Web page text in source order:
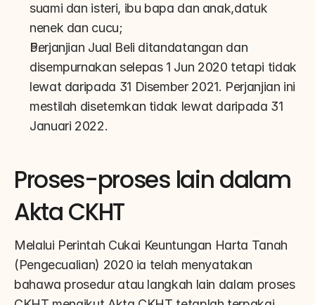
suami dan isteri, ibu bapa dan anak,datuk
nenek dan cucu;
Perjanjian Jual Beli ditandatangan dan
disempurnakan selepas 1 Jun 2020 tetapi tidak
lewat daripada 31 Disember 2021. Perjanjian ini
mestilah disetemkan tidak lewat daripada 31
Januari 2022.
Proses-proses lain dalam
Akta CKHT
Melalui Perintah Cukai Keuntungan Harta Tanah
(Pengecualian) 2020 ia telah menyatakan
bahawa prosedur atau langkah lain dalam proses